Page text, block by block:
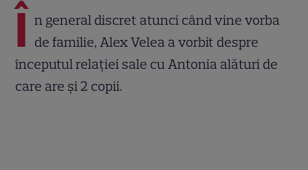
Î n general discret atunci când vine vorba
de familie, Alex Velea a vorbit despre
începutul relației sale cu Antonia alături de
care are și 2 copii.